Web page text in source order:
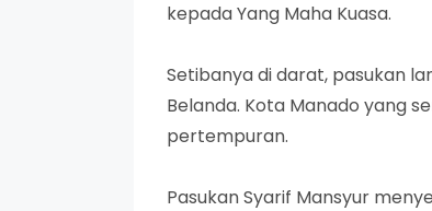
kepada Yang Maha Kuasa.
Setibanya di darat, pasukan
Belanda. Kota Manado yang
pertempuran.
Pasukan Syarif Mansyur